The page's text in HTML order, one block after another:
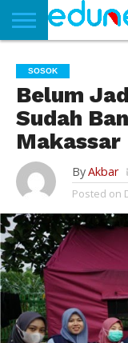
NEWS
EDUNEWS
LITERASI
PUSTAKA
SOSOK
TEKNO
KHASANAH
SASTRA
SOSOK
Belum
Sudah
Makassar
ByAkbar
Posted on